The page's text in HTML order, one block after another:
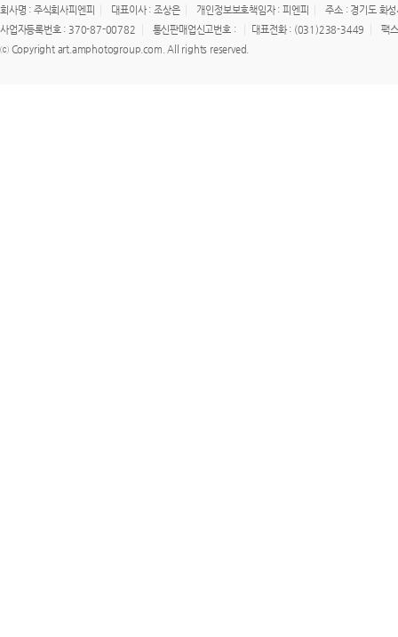
회사명 : 주식회사피엔피 대표이사 : 조상은 개인정보보호책임자 : 피엔피
주소 : 경기도 화
사업자등록번호 : 370-87-00782
통신판매업신고번호 : 대표전화 : (031)238-3449
팩
ⓒ Copyright art.amphotogroup.com. All rights reserved.